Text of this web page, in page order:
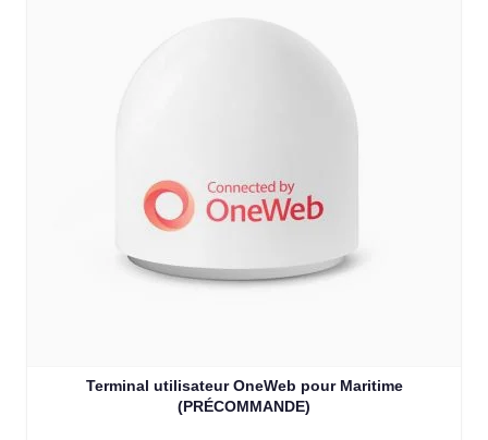
Terminal utilisateur OneWeb pour Maritime
(PRÉCOMMANDE)